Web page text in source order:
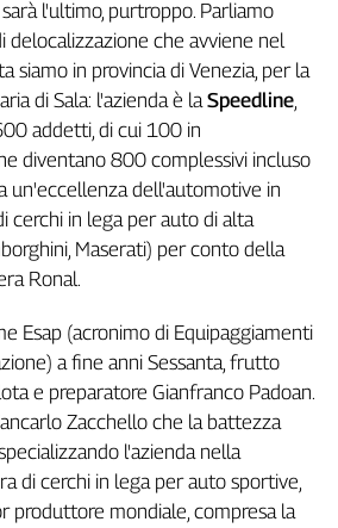
l'ultimo, purtroppo. Parliamo
delocalizzazione che avviene nel
siamo in provincia di Venezia, per la
di Sala: l'azienda è laSpeedline,
addetti, di cui 100 in
diventano 800 complessivi incluso
un'eccellenza dell'automotive in
cerchi in lega per auto di alta
Maserati) per conto della
Ronal.
Esap (acronimo di Equipaggiamenti
a fine anni Sessanta, frutto
e preparatore Gianfranco Padoan.
Zacchello che la battezza
l'azienda nella
di cerchi in lega per auto sportive,
produttore mondiale, compresa la